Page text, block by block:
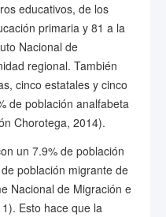
educativos, de los
primaria y 81 a la
Nacional de
regional. También
cinco estatales y cinco
de población analfabeta
Chorotega, 2014).
un 7.9% de población
población migrante de
Nacional de Migración e
Esto hace que la